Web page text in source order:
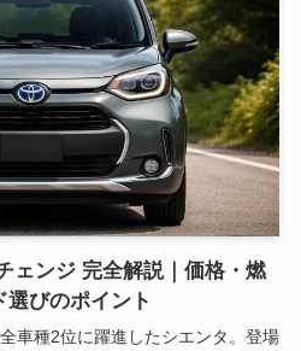
ェンジ 完全解説｜価格・燃
びのポイント
車種2位に躍進したシエンタ。登場